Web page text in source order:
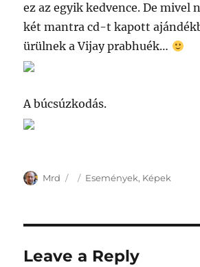
ez az egyik kedvence. De mivel
két mantra cd-t kapott
ürülnek a Vijay prabhuék…
A búcsúzkodás.
Author
Mrd
Posted
Categories
Események, Képek
Leave a Reply